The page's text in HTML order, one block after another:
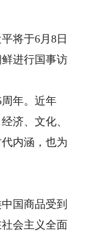
将于6月8日
进行国事访
年。近年
济、文化、
内涵，也为
国商品受到
会主义全面